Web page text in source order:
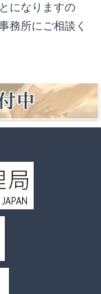
になりますの
務所にご相談く